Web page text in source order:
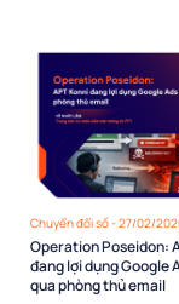
Chuyển đổi số - 27/02/
Operation Poseidon:
đang lợi dụng Google
qua phòng thủ email